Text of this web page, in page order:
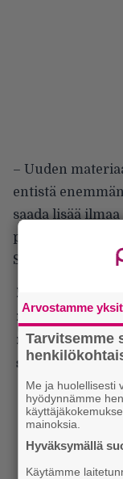
– Uuden
entistä
saada lisää
pitää olla
Stenroos linjaa.
Lue myös:
mistä
musiikin
sähköpostiin
Arvostamme
Tarvitsemme
Me ja huolellisesti
hyödynnämme
mainoksia.
Hyväksymällä
Käytämme